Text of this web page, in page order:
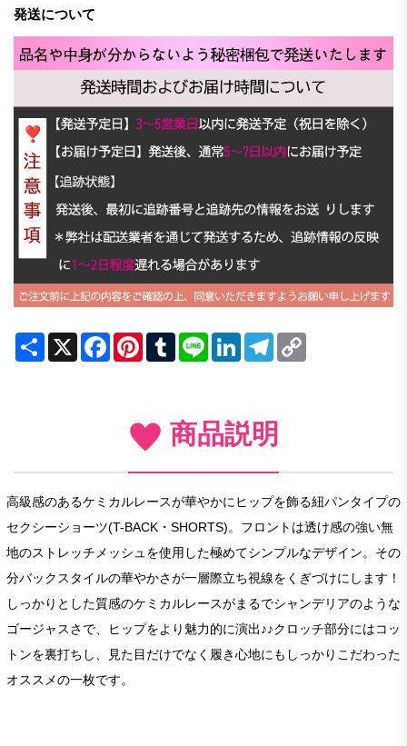
発送について
Share X FacebookPinterestTumblrLine LinkedInTelegram
商品説明
高級感のあるケミカルレースが華やかにヒップを飾る紐パンタイプの
セクシーショーツ(T-BACK・SHORTS)。フロントは透け感の強い無
地のストレッチメッシュを使用した極めてシンプルなデザイン。その
分バックスタイルの華やかさが一層際立ち視線をくぎづけにします！
しっかりとした質感のケミカルレースがまるでシャンデリアのような
ゴージャスさで、ヒップをより魅力的に演出♪♪クロッチ部分にはコッ
トンを裏打ちし、見た目だけでなく履き心地にもしっかりこだわった
オススメの一枚です。